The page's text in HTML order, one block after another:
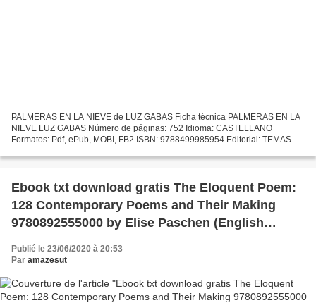
PALMERAS EN LA NIEVE de LUZ GABAS Ficha técnica PALMERAS EN LA
NIEVE LUZ GABAS Número de páginas: 752 Idioma: CASTELLANO
Formatos: Pdf, ePub, MOBI, FB2 ISBN: 9788499985954 Editorial: TEMAS
Ebook txt download gratis The Eloquent Poem:
128 Contemporary Poems and Their Making
9780892555000 by Elise Paschen (English
literature)
Publié le 23/06/2020 à 20:53
Par amazesut